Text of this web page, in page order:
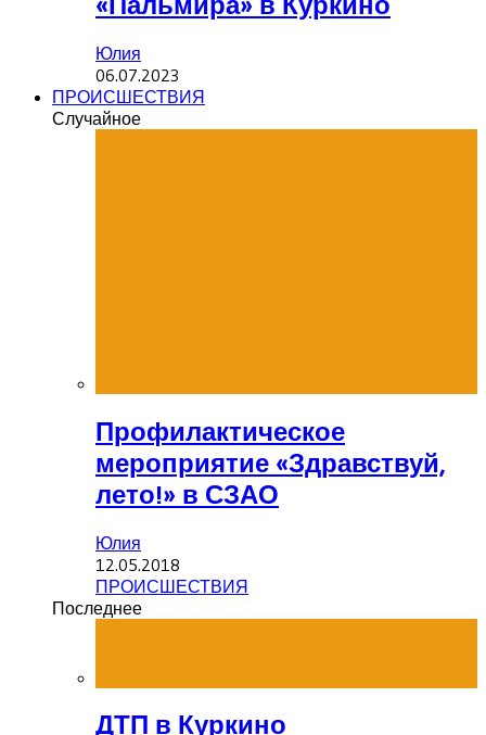
Юлия
06.07.2023
ПРОИСШЕСТВИЯ
Случайное
Профилактическое
мероприятие «Здравствуй,
лето!» в СЗАО
Юлия
12.05.2018
ПРОИСШЕСТВИЯ
Последнее
ДТП в Куркино